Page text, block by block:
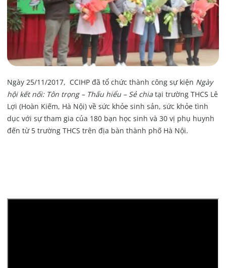
Ngày 25/11/2017, CCIHP đã tổ chức thành công sự kiện Ngày
hội kết nối: Tôn trọng – Thấu hiểu – Sẻ chia tại trường THCS Lê
Lợi (Hoàn Kiếm, Hà Nội) về sức khỏe sinh sản, sức khỏe tình
dục với sự tham gia của 180 bạn học sinh và 30 vị phụ huynh
đến từ 5 trường THCS trên địa bàn thành phố Hà Nội.